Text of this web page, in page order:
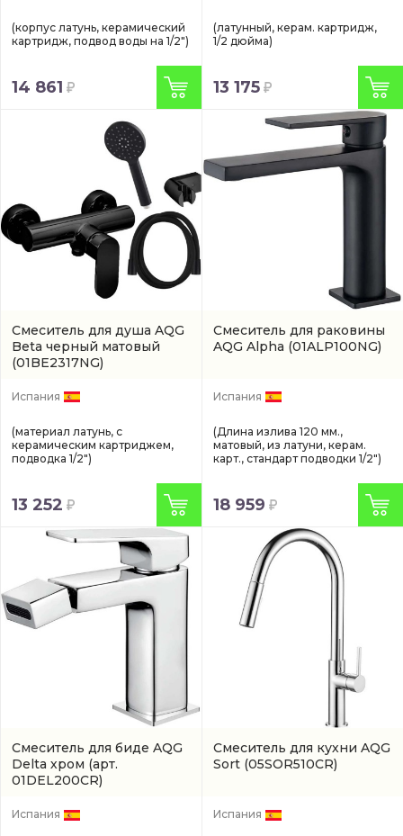
(корпус латунь, керамический
картридж, подвод воды на 1/2")
14 861
(латунный, керам. картридж,
1/2 дюйма)
13 175
Смеситель для душа AQG
Beta черный матовый
(01BE2317NG)
Испания
(материал латунь, с
керамическим картриджем,
подводка 1/2")
13 252
Смеситель для раковины
AQG Alpha (01ALP100NG)
Испания
(Длина излива 120 мм.,
матовый, из латуни, керам.
карт., стандарт подводки 1/2")
18 959
Смеситель для биде AQG
Delta хром (арт.
01DEL200CR)
Испания
Смеситель для кухни AQG
Sort (05SOR510CR)
Испания